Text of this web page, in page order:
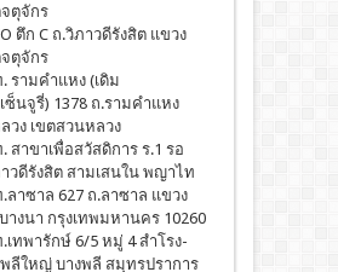
ตุจักร
ตึก C ถ.วิภาวดีรังสิต แขวง
ตุจักร
รามคำแหง (เดิม
ซ็นจูรี่) 1378 ถ.รามคำแหง
วง เขตสวนหลวง
สาขาเพื่อสวัสดิการ ร.1 รอ
วดีรังสิต สามเสนใน พญาไท
ลาซาล 627 ถ.ลาซาล แขวง
างนา กรุงเทพมหานคร 10260
เทพารักษ์ 6/5 หมู่ 4 สำโรง-
ลีใหญ่ บางพลี สมุทรปราการ